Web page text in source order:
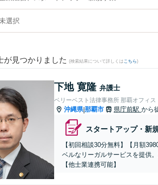
未選択
が見つかりました (検索結果について詳しくは こちら)
下地 寛隆 弁護士
ベリーベスト法律事務所 那覇オフィス
沖縄県|那覇市 県庁前駅 から
スタートアップ・新
【初回相談30分無料】【月額
ベルなリーガルサービスを提供
【他士業連携可能】